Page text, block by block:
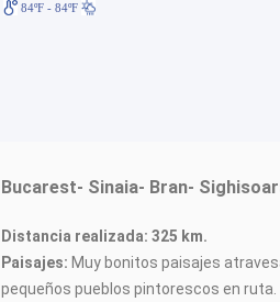
84ºF - 84ºF
Bucarest- Sinaia- Bran-
Distancia realizada: 325 km.
Paisajes: Muy bonitos paisajes
pequeños pueblos pintorescos en ruta.